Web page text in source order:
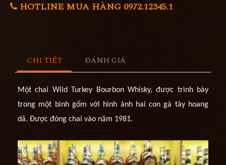
HOTLINE MUA HÀNG 0972.12345.1
CHI TIẾT ĐÁNH GIÁ
Một chai Wild Turkey Bourbon Whisky, được trình bày
trong một bình gốm với hình ảnh hai con gà tây hoang
dã. Được đóng chai vào năm 1981.